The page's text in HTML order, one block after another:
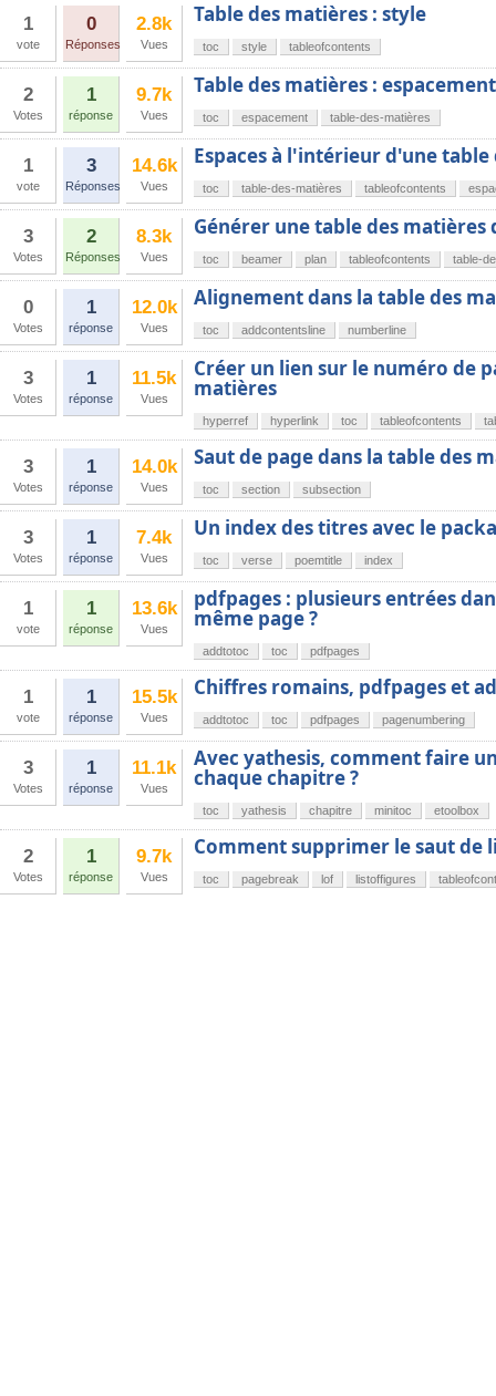
1
vote
0
Réponses
2.8k
Vues
Table des matières : style
toc style tableofcontents
2
Votes
1
réponse
9.7k
Vues
Table des matières :
toc espacement table-des-matières
1
vote
3
Réponses
14.6k
Vues
Espaces à l'intérieur d'une table
toc table-des-matières tableofcontents
3
Votes
2
Réponses
8.3k
Vues
Générer une table des
toc beamer plan tableofcontents table-
0
Votes
1
réponse
12.0k
Vues
Alignement dans la table des
toc addcontentsline numberline
3
Votes
1
réponse
11.5k
Vues
Créer un lien sur le numéro de
matières
hyperref hyperlink toc tableofcontents
3
Votes
1
réponse
14.0k
Vues
Saut de page dans la table des
toc section subsection
3
Votes
1
réponse
7.4k
Vues
Un index des titres avec le
toc verse poemtitle index
1
vote
1
réponse
13.6k
Vues
pdfpages : plusieurs entrées
même page ?
addtotoc toc pdfpages
1
vote
1
réponse
15.5k
Vues
Chiffres romains, pdfpages et
addtotoc toc pdfpages pagenumbering
3
Votes
1
réponse
11.1k
Vues
Avec yathesis, comment faire
chaque chapitre ?
toc yathesis chapitre minitoc etoolbox
2
Votes
1
réponse
9.7k
Vues
Comment supprimer le saut de
toc pagebreak lof listoffigures